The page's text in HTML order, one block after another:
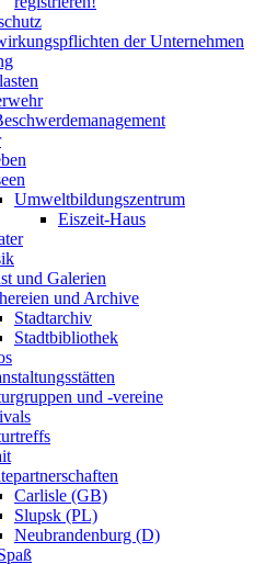
der Unternehmen
Umweltbildungszentrum
Eiszeit-Haus
und Galerien
und Archive
Stadtarchiv
Stadtbibliothek
und -vereine
Carlisle (GB)
Slupsk (PL)
Neubrandenburg (D)